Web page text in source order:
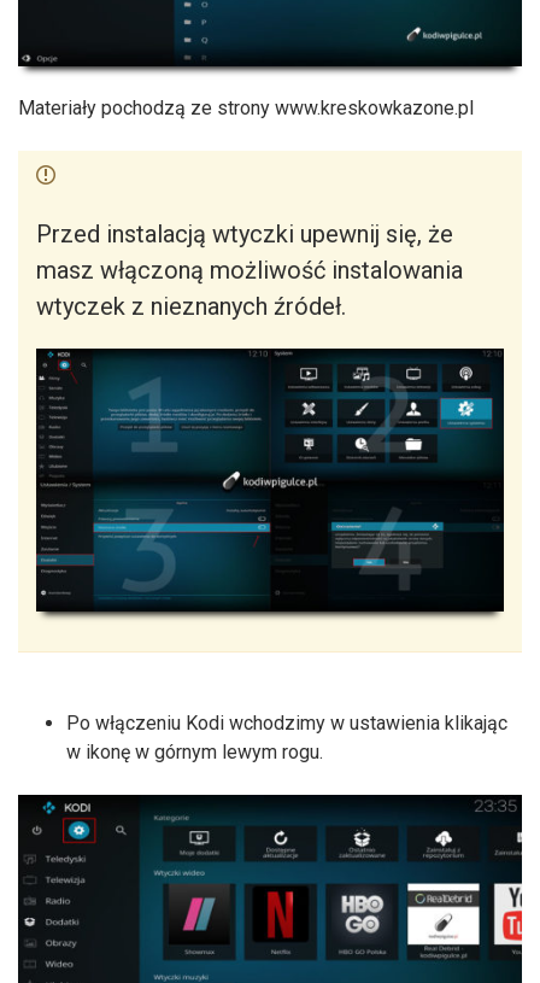
Materiały pochodzą ze strony www.kreskowkazone.pl
Przed instalacją wtyczki upewnij się, że
masz włączoną możliwość instalowania
wtyczek z nieznanych źródeł.
Po włączeniu Kodi wchodzimy w ustawienia klikając
w ikonę w górnym lewym rogu.